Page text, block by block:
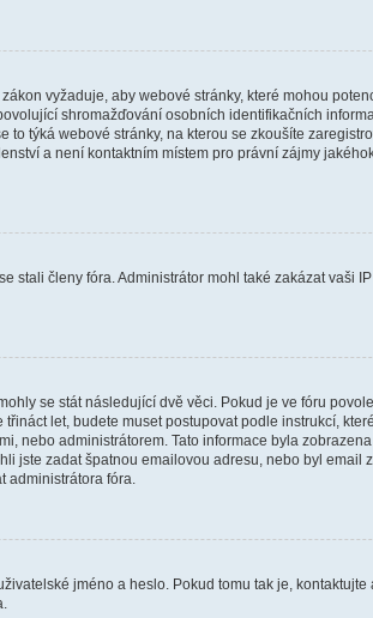
vyžaduje, aby webové stránky, které mohou
shromažďování osobních identifikačních
týká webové stránky, na kterou se zkoušíte
a není kontaktním místem pro právní zájmy
stali členy fóra. Administrátor mohl také zakázat vaši
se stát následující dvě věci. Pokud je ve fóru
let, budete muset postupovat podle instrukcí,
nebo administrátorem. Tato informace byla
zadat špatnou emailovou adresu, nebo byl email
administrátora fóra.
jméno a heslo. Pokud tomu tak je,